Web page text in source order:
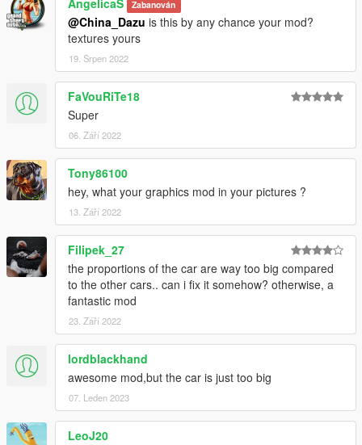
AngelicaS Zabanován
@China_Dazu is this by any chance your mod?
textures yours
19. Srpen 2022
FaVouRiTe18
Super
06. Září 2022
Tony86100
hey, what your graphics mod in your pictures ?
13. Září 2022
Filipek_27
the proportions of the car are way too big compared
to the other cars.. can i fix it somehow? otherwise, a
fantastic mod
23. Září 2022
lordblackhand
awesome mod,but the car is just too big
07. Leden 2023
LeoJ20